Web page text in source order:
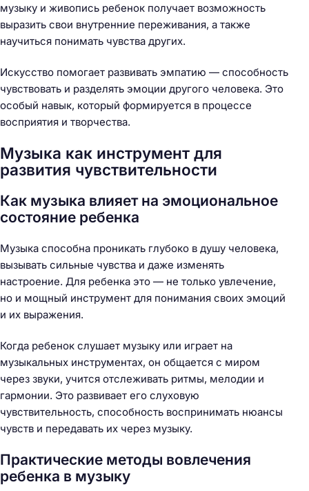
музыку и живопись ребенок получает возможность
выразить свои внутренние переживания, а также
научиться понимать чувства других.
Искусство помогает развивать эмпатию — способность
чувствовать и разделять эмоции другого человека. Это
особый навык, который формируется в процессе
восприятия и творчества.
Музыка как инструмент для
развития чувствительности
Как музыка влияет на эмоциональное
состояние ребенка
Музыка способна проникать глубоко в душу человека,
вызывать сильные чувства и даже изменять
настроение. Для ребенка это — не только увлечение,
но и мощный инструмент для понимания своих эмоций
и их выражения.
Когда ребенок слушает музыку или играет на
музыкальных инструментах, он общается с миром
через звуки, учится отслеживать ритмы, мелодии и
гармонии. Это развивает его слуховую
чувствительность, способность воспринимать нюансы
чувств и передавать их через музыку.
Практические методы вовлечения
ребенка в музыку